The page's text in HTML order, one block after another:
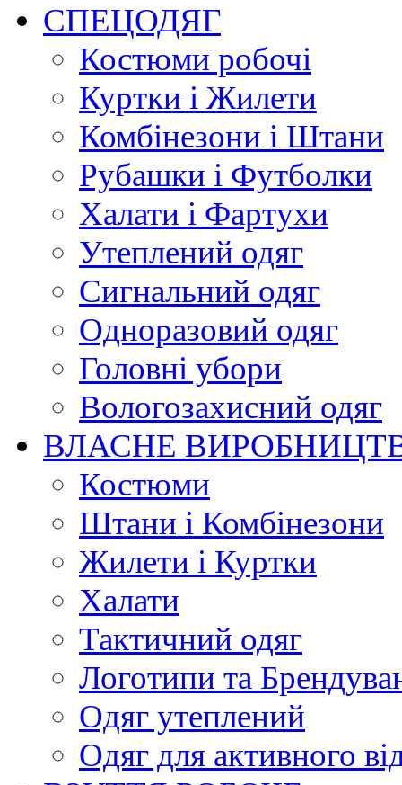
СПЕЦОДЯГ
Костюми робочі
Куртки і Жилети
Комбінезони і Штани
Рубашки і Футболки
Халати і Фартухи
Утеплений одяг
Сигнальний одяг
Одноразовий одяг
Головні убори
Вологозахисний одяг
ВЛАСНЕ
Костюми
Штани і Комбінезони
Жилети і Куртки
Халати
Тактичний одяг
Логотипи та
Одяг утеплений
Одяг для активного